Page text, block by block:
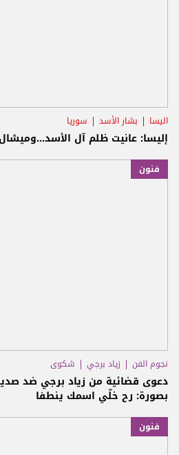
اليسا بشار الأسد سوريا
إليسا: عانيت ظلم آل
فنون
نجوم الفن زياد برجي شكوى
دعوى قضائية من زياد برجي ضد
بصورة: رح خلّي اسمك ينطفا
فنون